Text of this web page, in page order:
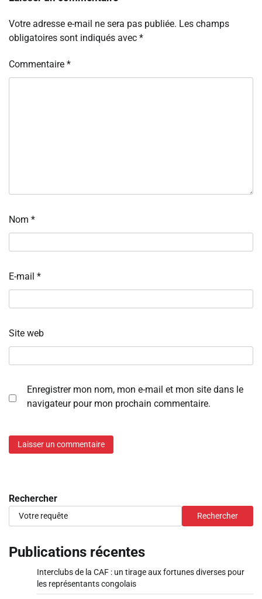
Votre adresse e-mail ne sera pas publiée. Les champs
obligatoires sont indiqués avec *
Commentaire *
Nom *
E-mail *
Site web
Enregistrer mon nom, mon e-mail et mon site dans le
navigateur pour mon prochain commentaire.
Rechercher
Rechercher
Publications récentes
Interclubs de la CAF : un tirage aux fortunes diverses pour
les représentants congolais